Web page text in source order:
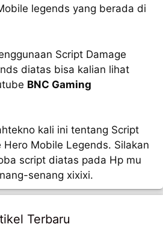
legends yang berada di
Script Damage
diatas bisa kalian lihat
BNC Gaming
kali ini tentang Script
Hero Mobile Legends. Silakan
script diatas pada Hp mu
senang xixixi.
Terbaru